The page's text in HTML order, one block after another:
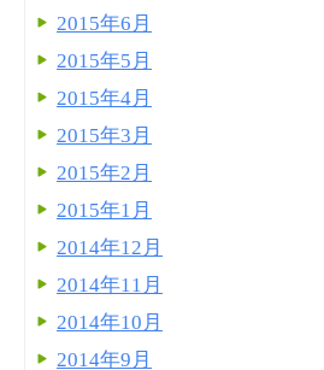
2015年6月
2015年5月
2015年4月
2015年3月
2015年2月
2015年1月
2014年12月
2014年11月
2014年10月
2014年9月